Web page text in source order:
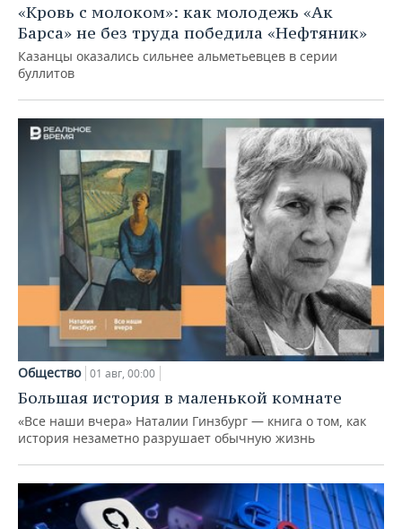
«Кровь с молоком»: как молодежь «Ак
Барса» не без труда победила «Нефтяник»
Казанцы оказались сильнее альметьевцев в серии
буллитов
Общество 01 авг, 00:00
Большая история в маленькой комнате
«Все наши вчера» Наталии Гинзбург — книга о том, как
история незаметно разрушает обычную жизнь